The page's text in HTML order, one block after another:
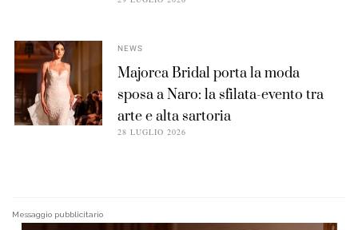
NEWS
Majorca Bridal porta la moda
sposa a Naro: la sfilata-evento tra
arte e alta sartoria
28 LUGLIO 2026
Messaggio pubblicitario